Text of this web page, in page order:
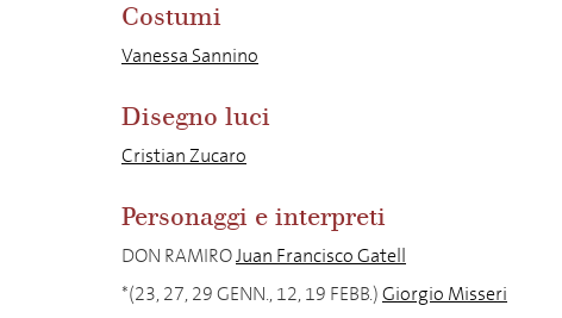
Costumi
Vanessa Sannino
Disegno luci
Cristian Zucaro
Personaggi e interpreti
DON RAMIROJuan Francisco Gatell
*(23, 27, 29 GENN., 12, 19 FEBB.)Giorgio Misseri